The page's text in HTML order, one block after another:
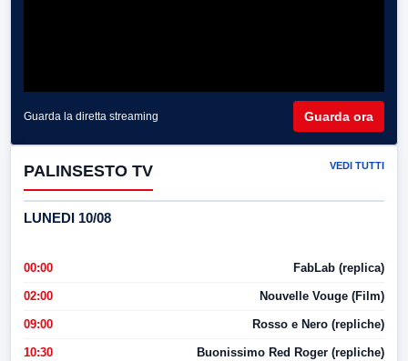
Guarda la diretta streaming Guarda ora
PALINSESTO TV VEDI TUTTI
LUNEDI 10/08
00:00 FabLab (replica)
02:00 Nouvelle Vouge (Film)
09:00 Rosso e Nero (repliche)
10:30 Buonissimo Red Roger (repliche)